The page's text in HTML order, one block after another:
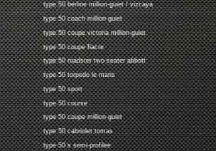
type 50 berline million-guiet / vizcaya
type 50 coach million-guiet
type 50 coupe victoria million-guiet
type 50 coupe fiacre
type 50 roadster two-seater abbott
type 50 torpedo le mans
type 50 sport
type 50 course
type 50 coupe million-guiet
type 50 cabriolet tomas
type 50 s semi-profilee